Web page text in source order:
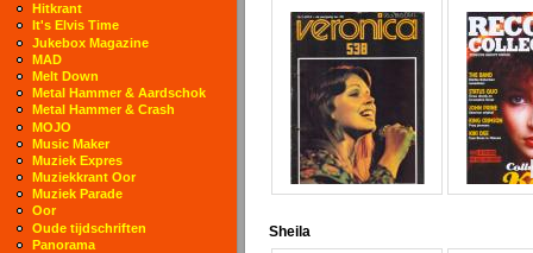
Sheila
Hitkrant
It's Elvis Time
Jukebox Magazine
MAD
Melt Down
Metal Hammer & Aardschok
Metal Hammer & Crash
MOJO
Music Maker
Muziek Expres
Muziekkrant Oor
Muziek Parade
Oor
Oude tijdschriften
Panorama